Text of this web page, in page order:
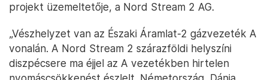
projekt üzemeltetője, a Nord Stream 2 AG.
„Vészhelyzet van az Északi Áramlat-2 gázvezeték A
vonalán. A Nord Stream 2 szárazföldi helyszíni
diszpécsere ma éjjel az A vezetékben hirtelen